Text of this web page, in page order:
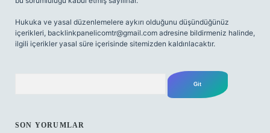
Hukuka ve yasal düzenlemelere aykırı olduğunu düşündüğünüz
içerikleri, backlinkpanelicomtr@gmail.com adresine bildirmeniz halinde,
ilgili içerikler yasal süre içerisinde sitemizden kaldırılacaktır.
SON YORUMLAR